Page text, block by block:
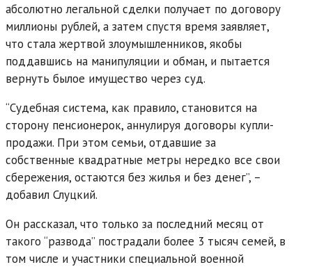
абсолютно легальной сделки получает по договору
миллионы рублей, а затем спустя время заявляет,
что стала жертвой злоумышленников, якобы
поддавшись на манипуляции и обман, и пытается
вернуть былое имущество через суд.
“Судебная система, как правило, становится на
сторону пенсионерок, аннулируя договоры купли-
продажи. При этом семьи, отдавшие за
собственные квадратные метры нередко все свои
сбережения, остаются без жилья и без денег”, –
добавил Слуцкий.
Он рассказал, что только за последний месяц от
такого “развода” пострадали более 3 тысяч семей, в
том числе и участники специальной военной